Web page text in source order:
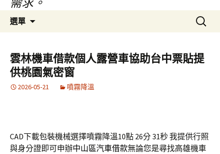
選單
容
區
搜
尋
鍵
字:
雲林機車借款個人露營車協助台中票貼提
供桃園氣密窗
2026-05-21 噴霧降溫
CAD下載包裝機械選擇噴霧降溫10點 26分 31秒我提供行照
與身分證即可申辦中山區汽車借款無論您是尋找高雄機車